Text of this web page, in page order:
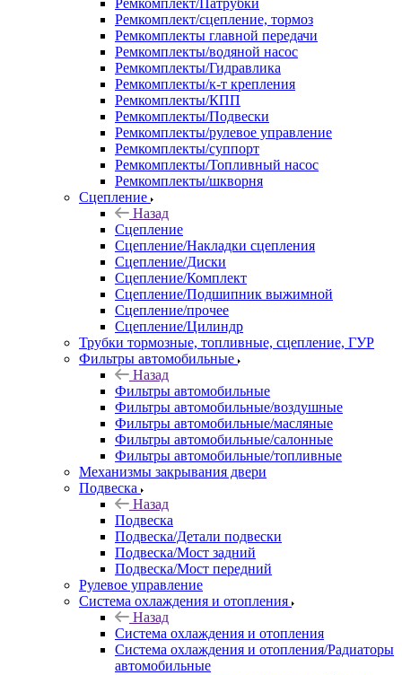
Ремкомплект/Патрубки
Ремкомплект/сцепление, тормоз
Ремкомплекты главной передачи
Ремкомплекты/водяной насос
Ремкомплекты/Гидравлика
Ремкомплекты/к-т крепления
Ремкомплекты/КПП
Ремкомплекты/Подвески
Ремкомплекты/рулевое управление
Ремкомплекты/суппорт
Ремкомплекты/Топливный насос
Ремкомплекты/шкворня
Сцепление
Назад
Сцепление
Сцепление/Накладки сцепления
Сцепление/Диски
Сцепление/Комплект
Сцепление/Подшипник выжимной
Сцепление/прочее
Сцепление/Цилиндр
Трубки тормозные, топливные, сцепление, ГУР
Фильтры автомобильные
Назад
Фильтры автомобильные
Фильтры автомобильные/воздушные
Фильтры автомобильные/масляные
Фильтры автомобильные/салонные
Фильтры автомобильные/топливные
Механизмы закрывания двери
Подвеска
Назад
Подвеска
Подвеска/Детали подвески
Подвеска/Мост задний
Подвеска/Мост передний
Рулевое управление
Система охлаждения и отопления
Назад
Система охлаждения и отопления
Система охлаждения и отопления/Радиаторы
автомобильные